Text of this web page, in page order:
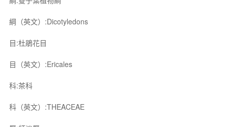
綱（英文）:Dicotyledons
目:杜鵑花目
目（英文）:Ericales
科:茶科
科（英文）:THEACEAE